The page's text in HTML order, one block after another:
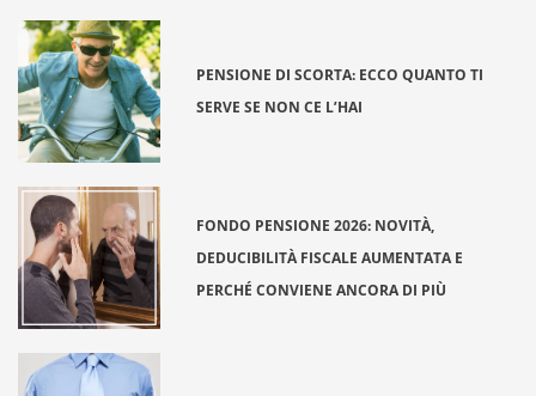
PENSIONE DI SCORTA: ECCO QUANTO TI
SERVE SE NON CE L’HAI
FONDO PENSIONE 2026: NOVITÀ,
DEDUCIBILITÀ FISCALE AUMENTATA E
PERCHÉ CONVIENE ANCORA DI PIÙ